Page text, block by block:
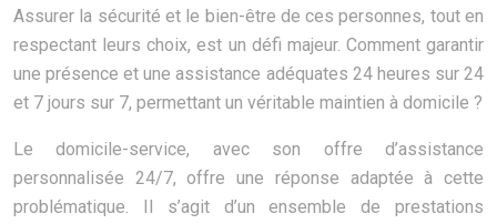
Assurer la sécurité et le bien-être de ces personnes, tout en
respectant leurs choix, est un défi majeur. Comment garantir
une présence et une assistance adéquates 24 heures sur 24
et 7 jours sur 7, permettant un véritable maintien à domicile ?
Le domicile-service, avec son offre d’assistance
personnalisée 24/7, offre une réponse adaptée à cette
problématique. Il s’agit d’un ensemble de prestations